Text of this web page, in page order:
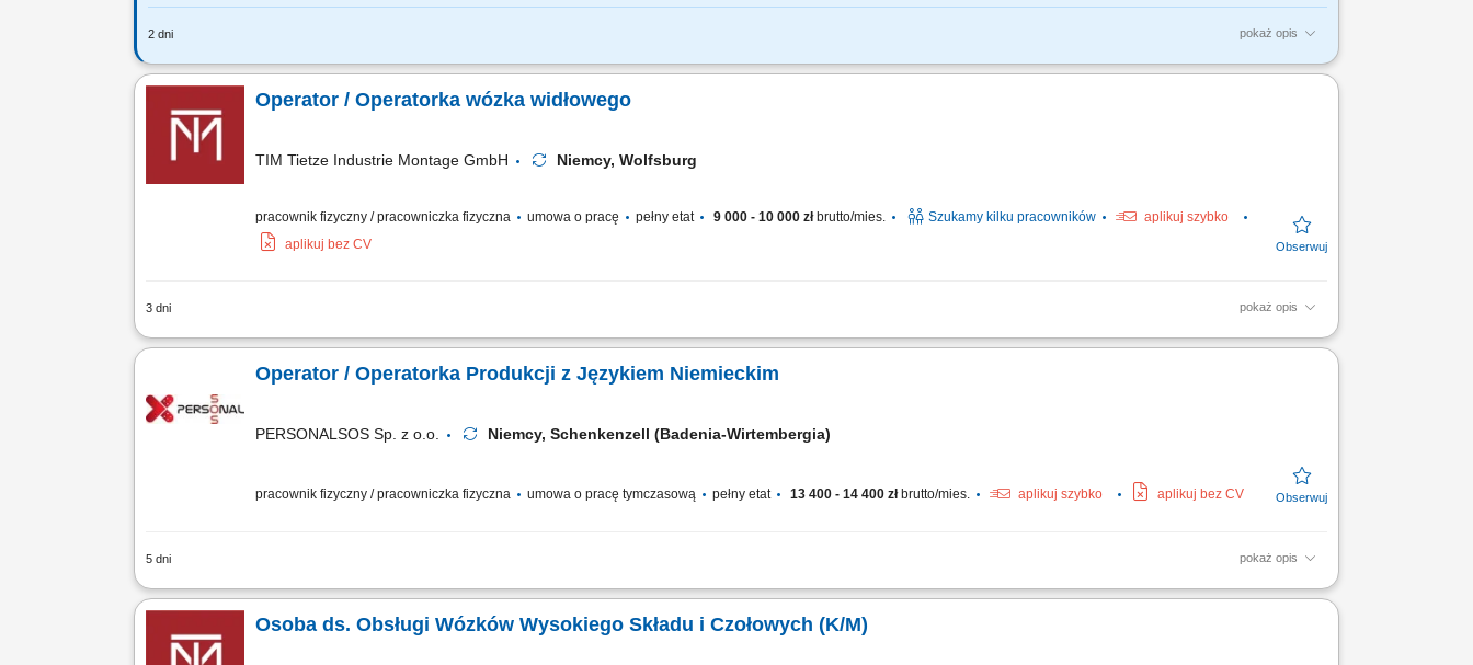
2 dni pokaż opis
Zakres obowiązków: napełnianie produktów chemicznych, pakowanie i etykietowanie produktów, załadunek i rozładunek zbiorników (tanków), kontrola jakości
Operator / Operatorka wózka widłowego
TIM Tietze Industrie Montage GmbH Niemcy, Wolfsburg
pracownik fizyczny / pracowniczka fizyczna umowa o pracę pełny etat 9 000 - 10 000 złbrutto/mies. Szukamy kilku pracowników
aplikuj szybko
aplikuj bez CV
3 dni pokaż opis
Opis stanowiska: obsługa wózka transportowego lub pojazdu logistycznego na terenie zakładu, dostarczanie komponentów i materiałów na linię produkcyjną, realizacja
Operator / Operatorka Produkcji z Językiem Niemieckim
PERSONALSOS Sp. z o.o. Niemcy, Schenkenzell (Badenia-Wirtembergia)
pracownik fizyczny / pracowniczka fizyczna umowa o pracę tymczasową pełny etat 13 400 - 14 400 złbrutto/mies. aplikuj szybko aplikuj bez CV
5 dni pokaż opis
Opis stanowiska: Sterowanie pracą nowoczesnych maszyn w procesie przygotowywania, mieszania oraz konfekcjonowania materiałów. Wykonywanie nastaw
Osoba ds. Obsługi Wózków Wysokiego Składu i Czołowych (K/M)